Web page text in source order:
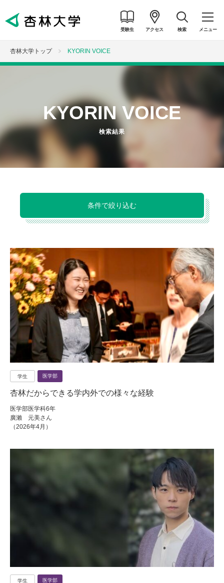
受験生 アクセス 検索 メニュー
杏林大学トップ KYORIN VOICE
KYORIN VOICE
検索結果
条件で絞り込む
学生 医学部
杏林だからできる学内外での様々な経験
医学部医学科6年
廣瀨 元美さん
（2026年4月）
学生 医学部